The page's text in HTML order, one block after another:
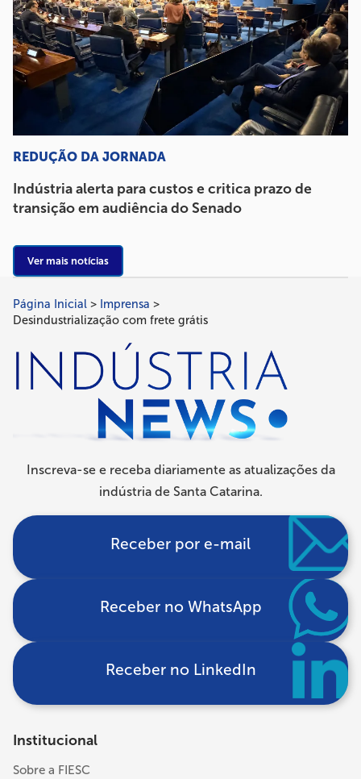
REDUÇÃO DA JORNADA
Indústria alerta para custos e critica prazo de
transição em audiência do Senado
Ver mais notícias
Trilha
navegação
Página Inicial
Imprensa
Desindustrialização com frete grátis
Inscreva-se e receba diariamente as atualizações da
indústria de Santa Catarina.
Receber por e-mail
Receber no WhatsApp
Receber no LinkedIn
Institucional
Sobre a FIESC